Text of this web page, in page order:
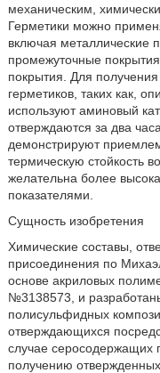
механическим,
Герметики можно
включая металлические
промежуточные
покрытия. Для
герметиков, таких как,
используют аминовый
отверждаются за два
демонстрируют
термическую стойкость
желательна более
показателями.
Сущность изобретения
Химические составы,
присоединения по
основе акриловых
№3138573, и
полисульфидных
отверждающихся
случае серосодержащих
получению